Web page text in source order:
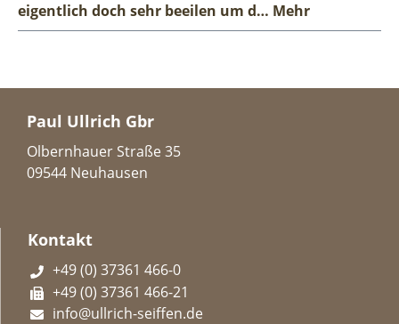
eigentlich doch sehr beeilen um d… Mehr
Paul Ullrich Gbr
Olbernhauer Straße 35
09544 Neuhausen
Kontakt
+49 (0) 37361 466-0
+49 (0) 37361 466-21
info@ullrich-seiffen.de